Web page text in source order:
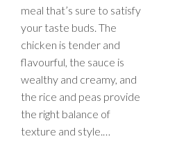
meal that’s sure to satisfy
your taste buds. The
chicken is tender and
flavourful, the sauce is
wealthy and creamy, and
the rice and peas provide
the right balance of
texture and style.…